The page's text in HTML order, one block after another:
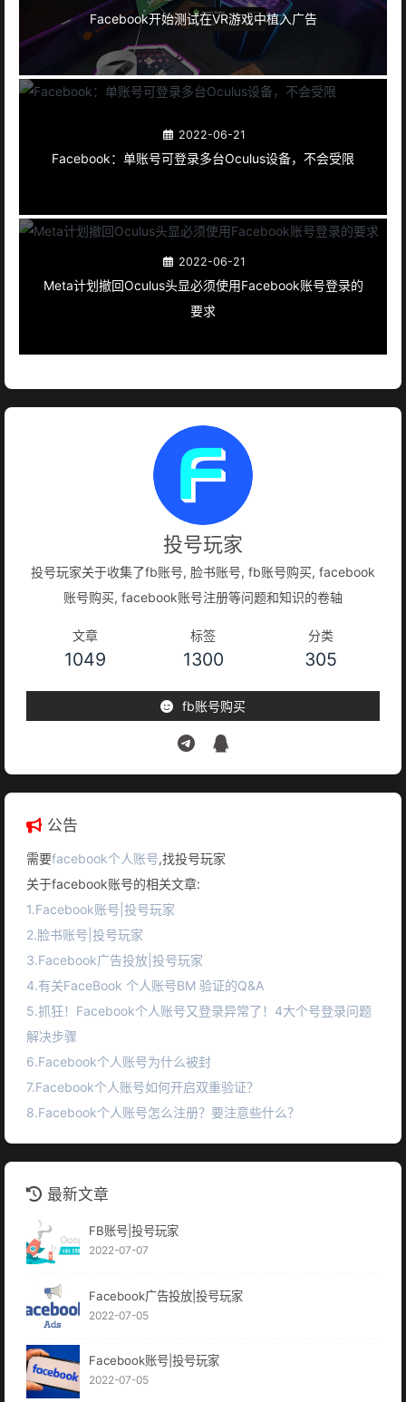
Facebook开始测试在VR游戏中植入广告
2022-06-21
Facebook：单账号可登录多台Oculus设备，不会受限
2022-06-21
Meta计划撤回Oculus头显必须使用Facebook账号登录的
要求
投号玩家
投号玩家关于收集了fb账号, 脸书账号, fb账号购买, facebook
账号购买, facebook账号注册等问题和知识的卷轴
文章
1049
标签
1300
分类
305
fb账号购买
公告
需要facebook个人账号,找投号玩家
关于facebook账号的相关文章:
1.Facebook账号|投号玩家
2.脸书账号|投号玩家
3.Facebook广告投放|投号玩家
4.有关FaceBook 个人账号BM 验证的Q&A
5.抓狂！Facebook个人账号又登录异常了！4大个号登录问题
解决步骤
6.Facebook个人账号为什么被封
7.Facebook个人账号如何开启双重验证？
8.Facebook个人账号怎么注册？要注意些什么？
最新文章
FB账号|投号玩家
2022-07-07
Facebook广告投放|投号玩家
2022-07-05
Facebook账号|投号玩家
2022-07-05